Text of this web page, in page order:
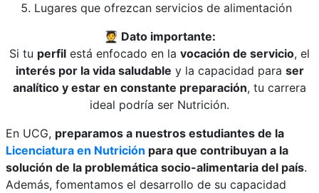
Lugares que ofrezcan servicios de alimentación
🧑 Dato importante:
Si tu perfil está enfocado en la vocación de servicio, el
interés por la vida saludable y la capacidad para ser
analítico y estar en constante preparación, tu carrera
ideal podría ser Nutrición.
En UCG, preparamos a nuestros estudiantes de la
Licenciatura en Nutrición para que contribuyan a la
solución de la problemática socio-alimentaria del país.
Además, fomentamos el desarrollo de su capacidad